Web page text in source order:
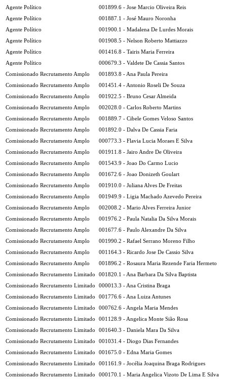
Agente Político
001899.6 - Jose Marcio Oliveira Reis
Agente Político
001887.1 - José Mauro Noronha
Agente Político
001900.1 - Madalena De Lurdes Morais
Agente Político
001908.5 - Nelson Roberto Mattiazzo
Agente Político
001416.8 - Tairis Maria Ferreira
Agente Político
000679.3 - Valdete De Cassia Santos
Comissionado Recrutamento Amplo
001893.8 - Ana Paula Pereira
Comissionado Recrutamento Amplo
001451.4 - Antonio Roseli De Souza
Comissionado Recrutamento Amplo
001922.5 - Bruno Cesar Almeida
Comissionado Recrutamento Amplo
002028.0 - Carlos Roberto Martins
Comissionado Recrutamento Amplo
001889.7 - Cibele Gomes Veloso Santos
Comissionado Recrutamento Amplo
001892.0 - Dalva De Cassia Faria
Comissionado Recrutamento Amplo
000773.3 - Flavia Lucia Moraes E Silva
Comissionado Recrutamento Amplo
001911.8 - Jairo Andre De Oliveira
Comissionado Recrutamento Amplo
001543.9 - Joao Do Carmo Lucio
Comissionado Recrutamento Amplo
001672.6 - Joao Donizeth Goulart
Comissionado Recrutamento Amplo
001910.0 - Juliana Alves De Freitas
Comissionado Recrutamento Amplo
001949.9 - Ligia Machado Azevedo Pereira
Comissionado Recrutamento Amplo
002008.2 - Mario Alves Ferreira Junior
Comissionado Recrutamento Amplo
001976.2 - Paula Natalia Da Silva Morais
Comissionado Recrutamento Amplo
001677.6 - Paulo Alexandre Da Silva
Comissionado Recrutamento Amplo
001990.2 - Rafael Serrano Moreno Filho
Comissionado Recrutamento Amplo
001164.3 - Ricardo Jose De Cassio Silva
Comissionado Recrutamento Amplo
001896.2 - Rosaura Maria Rezende Faria Hermeto
Comissionado Recrutamento Limitado
001820.1 - Ana Barbara Da Silva Baptista
Comissionado Recrutamento Limitado
000013.3 - Ana Cristina Braga
Comissionado Recrutamento Limitado
001776.6 - Ana Luiza Antunes
Comissionado Recrutamento Limitado
000762.6 - Angela Maria Mendes
Comissionado Recrutamento Limitado
001128.9 - Angelica Monte Sião Rosa
Comissionado Recrutamento Limitado
001640.3 - Daniela Mara Da Silva
Comissionado Recrutamento Limitado
001031.4 - Diogo Dias Fernandes
Comissionado Recrutamento Limitado
001675.0 - Edna Maria Gomes
Comissionado Recrutamento Limitado
001161.9 - Jocélia Joaquina Braga Rodrigues
Comissionado Recrutamento Limitado
000170.1 - Maria Angelica Vizoto De Lima E Silva